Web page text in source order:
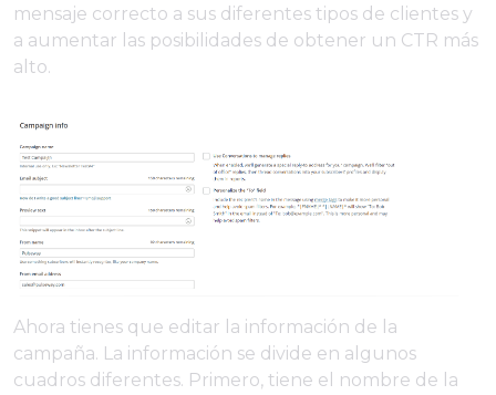
mensaje correcto a sus diferentes tipos de clientes y
a aumentar las posibilidades de obtener un CTR más
alto.
Ahora tienes que editar la información de la
campaña. La información se divide en algunos
cuadros diferentes. Primero, tiene el nombre de la